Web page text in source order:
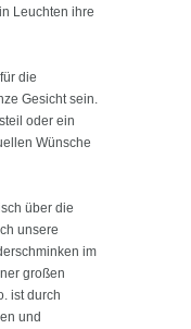
Leuchten ihre
die
Gesicht sein.
oder ein
Wünsche
über die
unsere
im
großen
ist durch
und